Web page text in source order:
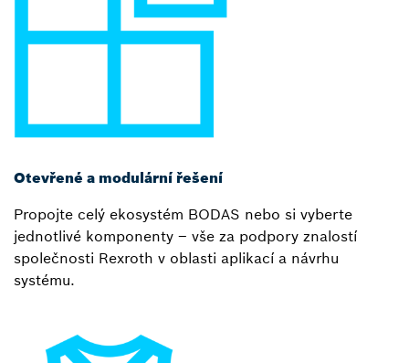
Otevřené a modulární řešení
Propojte celý ekosystém BODAS nebo si vyberte
jednotlivé komponenty – vše za podpory znalostí
společnosti Rexroth v oblasti aplikací a návrhu
systému.